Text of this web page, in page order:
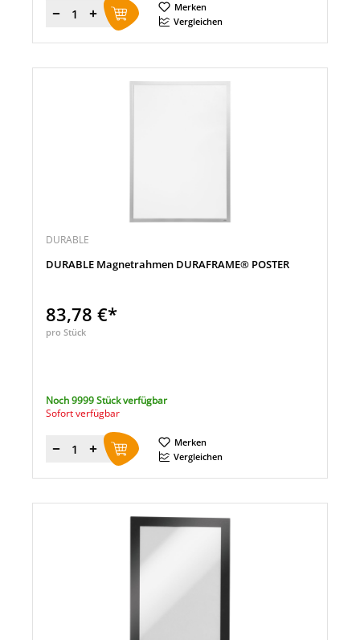
Menge
Merken
Vergleichen
DURABLE
DURABLE Magnetrahmen DURAFRAME® POSTER
83,78 €*
pro Stück
Noch 9999 Stück verfügbar
Sofort verfügbar
Menge
Merken
Vergleichen